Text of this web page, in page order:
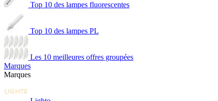
Top 10 des lampes fluorescentes
Top 10 des lampes PL
Les 10 meilleures offres groupées
Marques
Marques